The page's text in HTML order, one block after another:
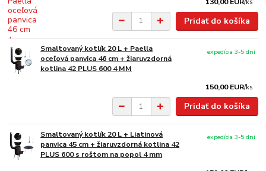
/ks
Pridať do košíka
Smaltovaný kotlík 20 L + Paella
oceľová panvica 46 cm + žiaruvzdorná
kotlina 42 PLUS 600 4 MM
150,00 EUR/ks
expedícia 3-5 dní
Pridať do košíka
Smaltovaný kotlík 20 L + Liatinová
panvica 45 cm + žiaruvzdorná kotlina 42
PLUS 600 s roštom na popol 4 mm
expedícia 3-5 dní